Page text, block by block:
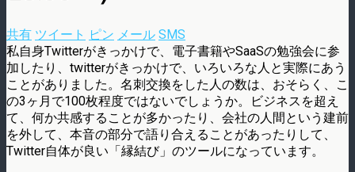
共有 ツイート ピン メール SMS
私自身Twitterがきっかけで、電子書籍やSaaSの勉強会に参
加したり、twitterがきっかけで、いろいろな人と実際にあう
ことがありました。名刺交換をした人の数は、おそらく、こ
の3ヶ月で100枚程度ではないでしょうか。ビジネスを超え
て、何か共感することが多かったり、会社の人間という建前
を外して、本音の部分で語り合えることがあったりして、
Twitter自体が良い「縁結び」のツールになっています。